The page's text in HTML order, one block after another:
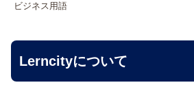
ビジネス用語
Lerncityについて